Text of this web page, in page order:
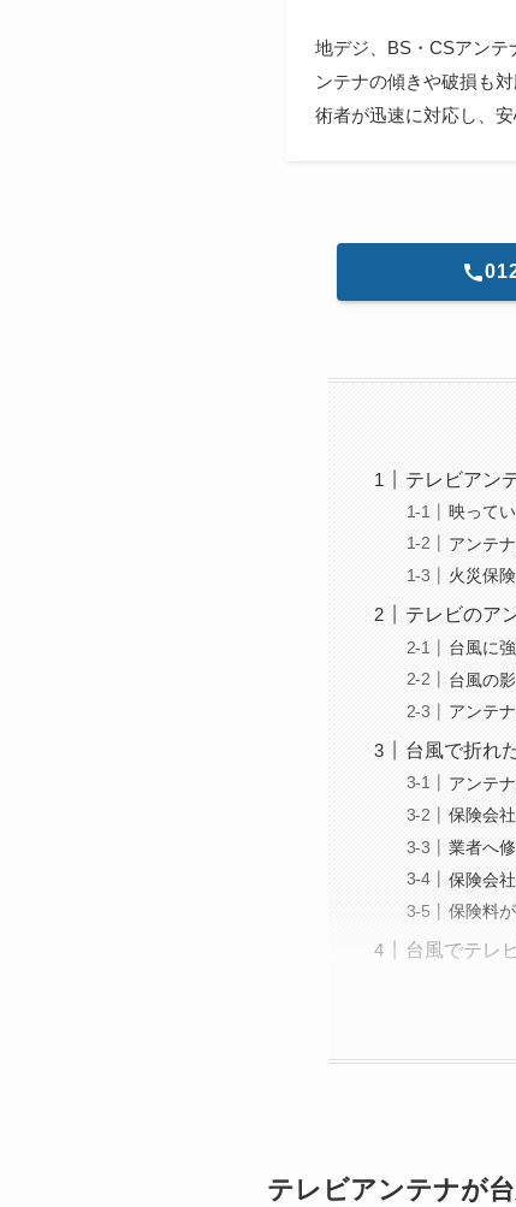
地デジ、BS・CSアン
ンテナの傾きや破損も
術者が迅速に対応し、
テレビアン
映って
アンテ
火災保
テレビのア
台風に
台風の
アンテ
台風で折れ
アンテ
保険会
業者へ
保険会
保険料
台風でテレ
テレビアンテナが